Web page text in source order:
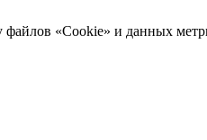
«Cookie» и данных